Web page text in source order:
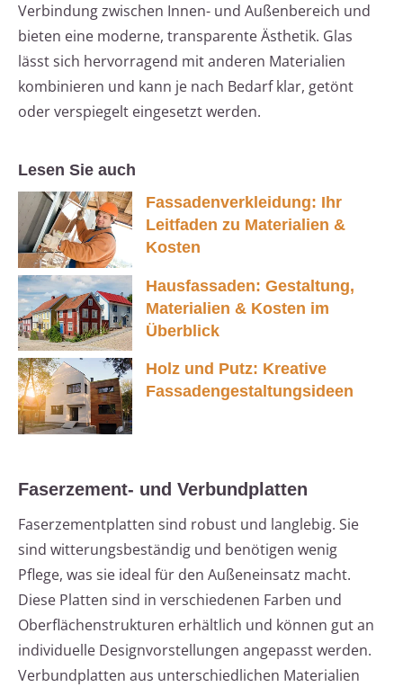
Verbindung zwischen Innen- und Außenbereich und
bieten eine moderne, transparente Ästhetik. Glas
lässt sich hervorragend mit anderen Materialien
kombinieren und kann je nach Bedarf klar, getönt
oder verspiegelt eingesetzt werden.
Lesen Sie auch
Fassadenverkleidung: Ihr
Leitfaden zu Materialien &
Kosten
Hausfassaden: Gestaltung,
Materialien & Kosten im
Überblick
Holz und Putz: Kreative
Fassadengestaltungsideen
Faserzement- und Verbundplatten
Faserzementplatten sind robust und langlebig. Sie
sind witterungsbeständig und benötigen wenig
Pflege, was sie ideal für den Außeneinsatz macht.
Diese Platten sind in verschiedenen Farben und
Oberflächenstrukturen erhältlich und können gut an
individuelle Designvorstellungen angepasst werden.
Verbundplatten aus unterschiedlichen Materialien